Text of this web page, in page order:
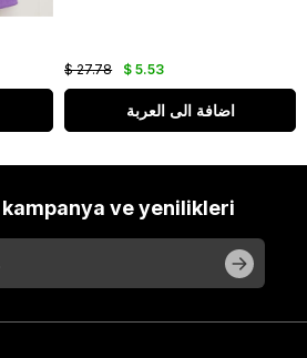
$ 5.53
$ 27.78
اضافة الى العربة
ve yenilikleri